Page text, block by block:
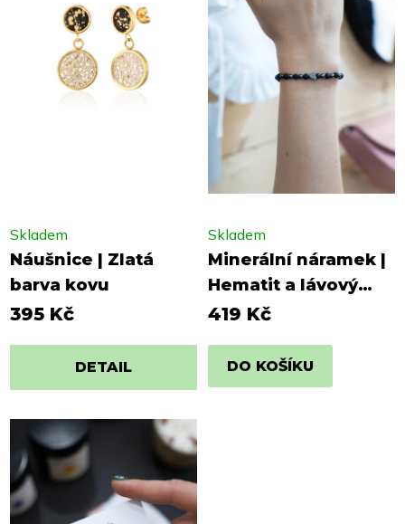
Náušnice | Zlatá
barva kovu
Skladem
395 Kč
DETAIL
Minerální náramek |
Hematit a lávový
kámen
Skladem
419 Kč
DO KOŠÍKU